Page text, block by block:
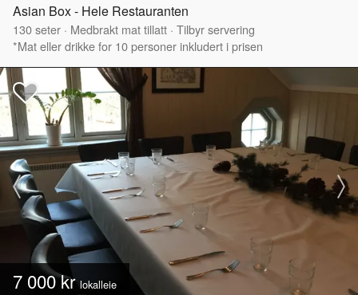
Asian Box - Hele Restauranten
130seter · Medbrakt mat tillatt · Tilbyr servering
*Mat eller drikke for 10 personer inkludert i prisen
7 000 krlokalleie